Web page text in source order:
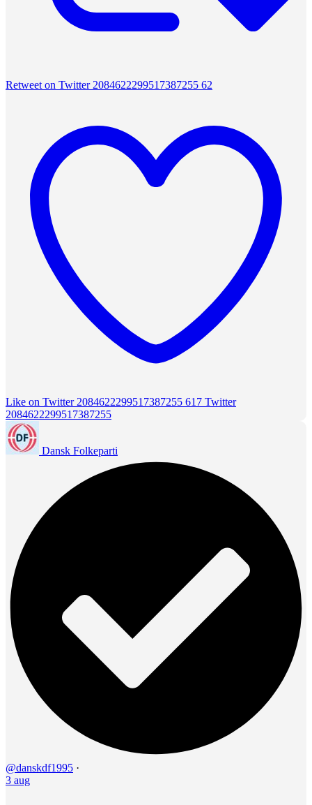
Retweet on Twitter 2084622299517387255 62
Like on Twitter 2084622299517387255 617 Twitter
2084622299517387255
Dansk Folkeparti
@danskdf1995 ·
3 aug